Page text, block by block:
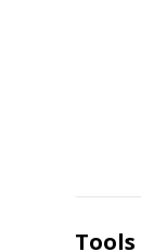
Tools